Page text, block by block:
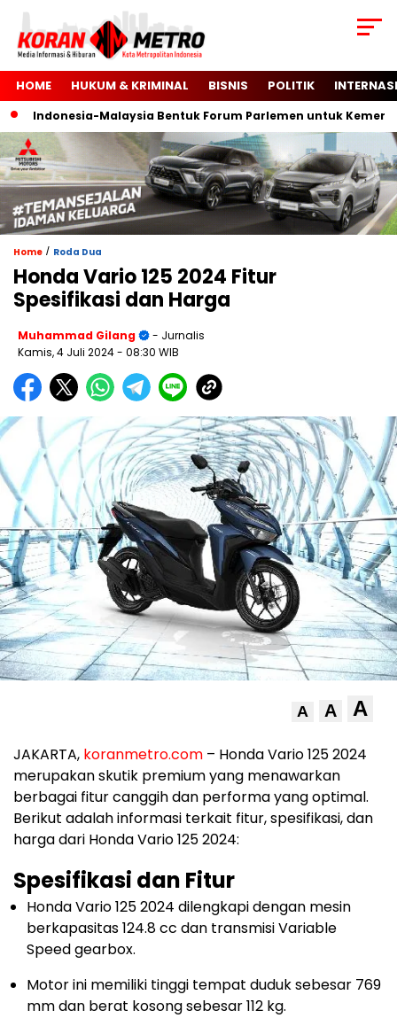
HOME HUKUM & KRIMINAL BISNIS POLITIK
Indonesia-Malaysia Bentuk Forum Parlemen untuk
Home / Roda Dua
Honda Vario 125 2024 Fitur
Spesifikasi dan Harga
Muhammad Gilang
- Jurnalis
Kamis, 4 Juli 2024- 08:30 WIB
A A A
JAKARTA, koranmetro.com – Honda Vario 125 2024
merupakan skutik premium yang menawarkan
berbagai fitur canggih dan performa yang optimal.
Berikut adalah informasi terkait fitur, spesifikasi, dan
harga dari Honda Vario 125 2024:
Spesifikasi dan Fitur
Honda Vario 125 2024 dilengkapi dengan mesin
berkapasitas 124.8 cc dan transmisi Variable
Speed gearbox.
Motor ini memiliki tinggi tempat duduk sebesar 769
mm dan berat kosong sebesar 112 kg.